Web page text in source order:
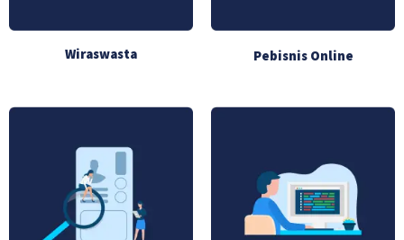
Wiraswasta Pebisnis Online